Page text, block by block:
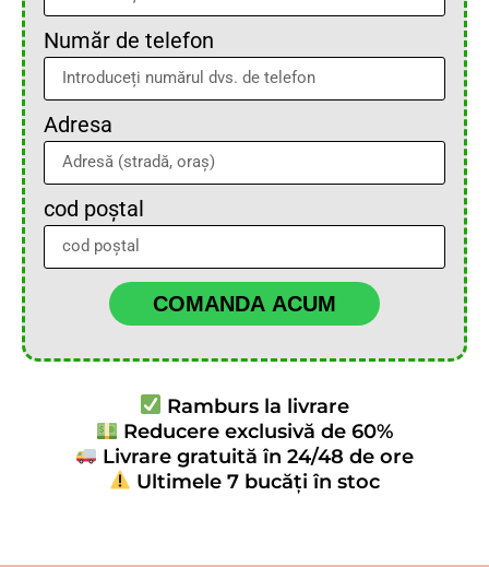
Număr de telefon
Adresa
cod poștal
COMANDA ACUM
Ramburs la livrare
Reducere exclusivă de 60%
Livrare gratuită în 24/48 de ore
Ultimele 7 bucăți în stoc